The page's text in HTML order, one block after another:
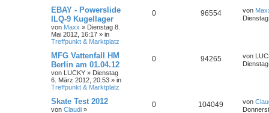
EBAY - Powerslide
ILQ-9 Kugellager
von Maxx » Dienstag 8.
Mai 2012, 16:17 » in
Treffpunkt & Marktplatz
0 96554 von
MFG Vattenfall HM
Berlin am 01.04.12
von LUCKY » Dienstag
6. März 2012, 20:53 » in
Treffpunkt & Marktplatz
0 94265 von
Skate Test 2012
von Claudi »
0 104049 von